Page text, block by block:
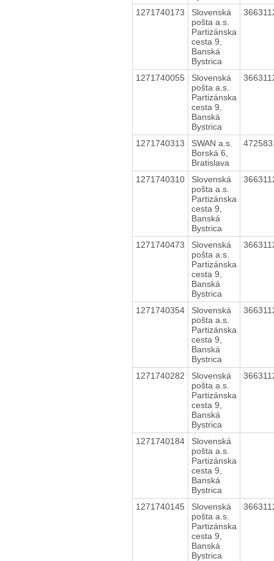
1271740173
Slovenská
pošta a.s.
Partizánska
cesta 9,
Banská
Bystrica
1271740055
Slovenská
pošta a.s.
Partizánska
cesta 9,
Banská
Bystrica
1271740313
SWAN a.s.
Borská 6,
Bratislava
1271740310
Slovenská
pošta a.s.
Partizánska
cesta 9,
Banská
Bystrica
1271740473
Slovenská
pošta a.s.
Partizánska
cesta 9,
Banská
Bystrica
1271740354
Slovenská
pošta a.s.
Partizánska
cesta 9,
Banská
Bystrica
1271740282
Slovenská
pošta a.s.
Partizánska
cesta 9,
Banská
Bystrica
1271740184
Slovenská
pošta a.s.
Partizánska
cesta 9,
Banská
Bystrica
1271740145
Slovenská
pošta a.s.
Partizánska
cesta 9,
Banská
Bystrica